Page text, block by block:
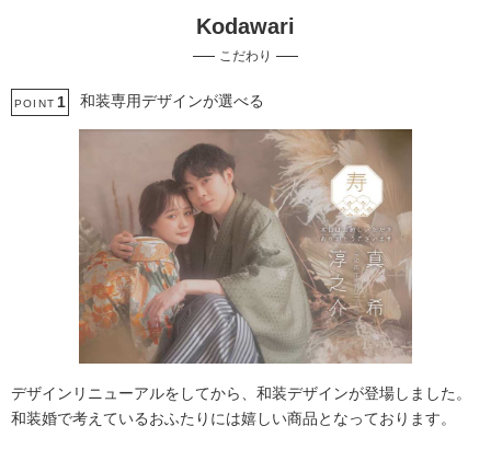
データ即日受け取り
家族・友人と撮影 豊富なカラードレス
事前来店なしで撮影
ペットと撮影
Kodawari
こだわり
POINT 1 和装専用デザインが選べる
デザインリニューアルをしてから、和装デザインが登場しました。
和装婚で考えているおふたりには嬉しい商品となっております。